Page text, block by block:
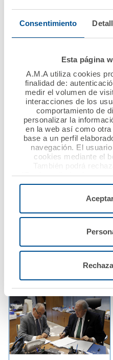
Consentimiento
Esta página
A.M.A utiliza cookies
finalidad de:
medir el volumen de
interacciones de los
comportamiento de
personalizar la
en la web así como
base a un perfil
navegación. El
cookies mediante el
También podrá
"Rechazar", donde se
menos las necesarias
configurarlas usando
Vida con la suma de
tres nuevos Colegios
AMA Vida firma la
póliza colectiva de
Oficial de Médicos de